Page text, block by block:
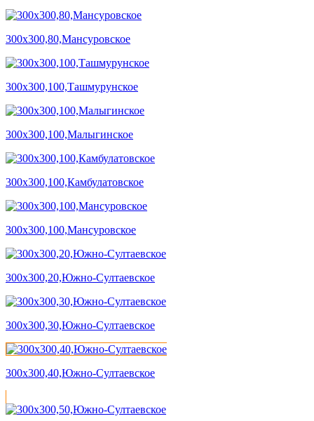
300х300,80,Мансуровское
300х300,100,Ташмурунское
300х300,100,Малыгинское
300х300,100,Камбулатовское
300х300,100,Мансуровское
300х300,20,Южно-Султаевское
300х300,30,Южно-Султаевское
300х300,40,Южно-Султаевское